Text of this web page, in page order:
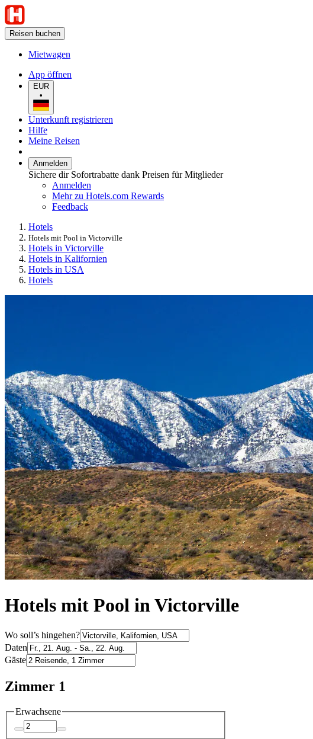
Reisen buchen
Mietwagen
App öffnen
EUR
•
Unterkunft registrieren
Hilfe
Meine Reisen
Anmelden
Sichere dir Sofortrabatte dank Preisen für Mitglieder
Anmelden
Mehr zu Hotels.com Rewards
Feedback
Hotels
Hotels mit Pool in Victorville
Hotels in Victorville
Hotels in Kalifornien
Hotels in USA
Hotels
Hotels mit Pool in Victorville
Wo soll’s hingehen?
Daten
Gäste
Zimmer 1
Erwachsene